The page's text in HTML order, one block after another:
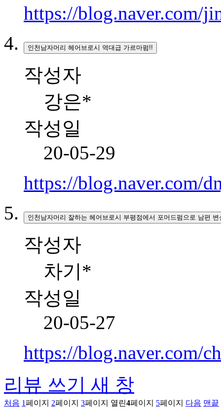
https://blog.naver.com/
인천남자머리 헤어브로시 역대급 가르마펌!!
작성자
강은*
작성일
20-05-29
https://blog.naver.com/
인천남자머리 잘하는 헤어브로시 부평점에서 포머드펌으로 남편 변
작성자
차기*
작성일
20-05-27
https://blog.naver.com/
리뷰 쓰기 새 창
처음 1페이지 2페이지 3페이지 열린4페이지 5페이지 다음 맨끝